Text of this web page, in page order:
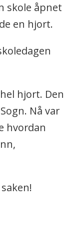
skole åpnet
en hjort.
hjort. Den
Nå var
hvordan